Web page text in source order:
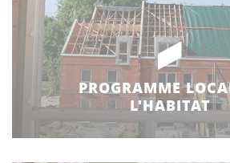
PROGRAMME
L'HABITAT